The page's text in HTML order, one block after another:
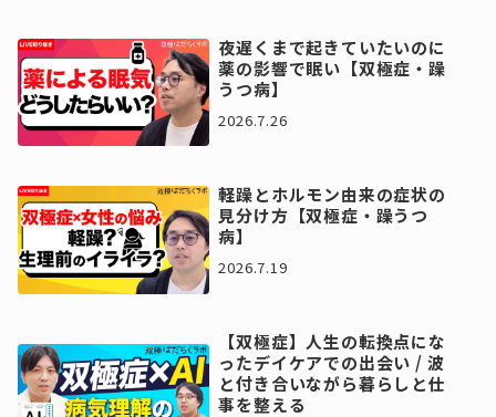
夜遅くまで起きていたいのに
薬の影響で眠い【双極症・躁
うつ病】
2026.7.26
軽躁とホルモン由来の症状の
見分け方【双極症・躁うつ
病】
2026.7.19
【双極症】人生の転換点にな
ったデイケアでの出会い / 波
と付き合いながら暮らしと仕
事を整える